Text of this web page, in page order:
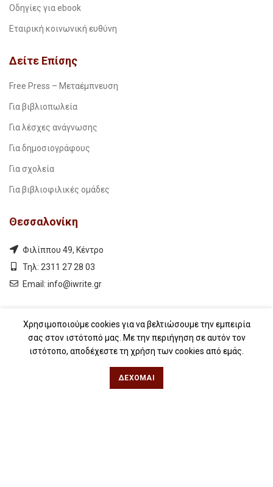
Οδηγίες για ebook
Εταιρική κοινωνική ευθύνη
Δείτε Επίσης
Free Press – Μεταέμπνευση
Για βιβλιοπωλεία
Για λέσχες ανάγνωσης
Για δημοσιογράφους
Για σχολεία
Για βιβλιοφιλικές ομάδες
Θεσσαλονίκη
Φιλίππου 49, Κέντρο
Τηλ: 2311 27 28 03
Εmail: info@iwrite.gr
Αθήνα
Κωλέττη 15 & Εμ. Μπενάκη, Εξάρχεια
Χρησιμοποιούμε cookies για να βελτιώσουμε την εμπειρία
σας στον ιστότοπό μας. Με την περιήγηση σε αυτόν τον
ιστότοπο, αποδέχεστε τη χρήση των cookies από εμάς.
ΔΈΧΟΜΑΙ